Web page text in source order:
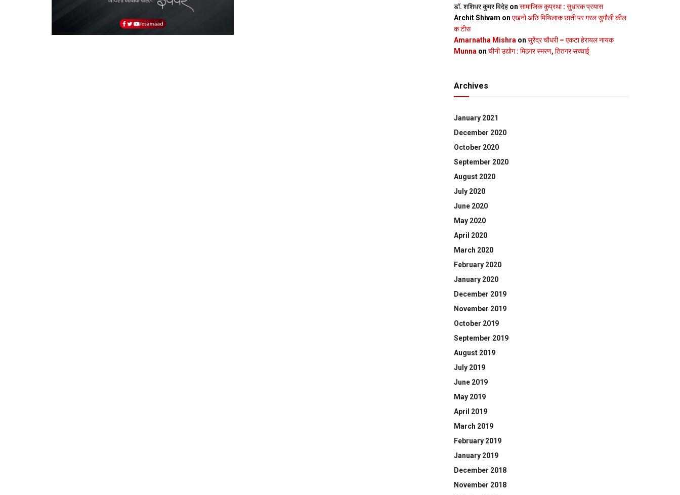
डॉ. शशिधर कुमर विदेह on सामाजिक कुप्रथा : सुधारक प्रयास
Archit Shivam on एखनो अछि मिथिलाक छाती पर गरल सुगौली कील
क टीस
Amarnatha Mishra on सुरेंद्र चौधरी – एकटा हेरायल नायक
Munna on चीनी उद्योग : मिठगर स्‍मरण, तितगर सच्‍चाई
Archives
January 2021
December 2020
October 2020
September 2020
August 2020
July 2020
June 2020
May 2020
April 2020
March 2020
February 2020
January 2020
December 2019
November 2019
October 2019
September 2019
August 2019
July 2019
June 2019
May 2019
April 2019
March 2019
February 2019
January 2019
December 2018
November 2018